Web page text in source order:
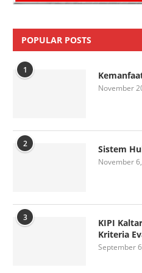
POPULAR POSTS
1
November
2 Sistem
November
3
KIPI
Kriteria
September